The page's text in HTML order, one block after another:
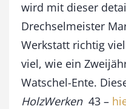
e
n
g
wird mit dieser
Drechselmeister
Werkstatt richtig
viel, wie ein
Watschel-Ente.
HolzWerken 43 –